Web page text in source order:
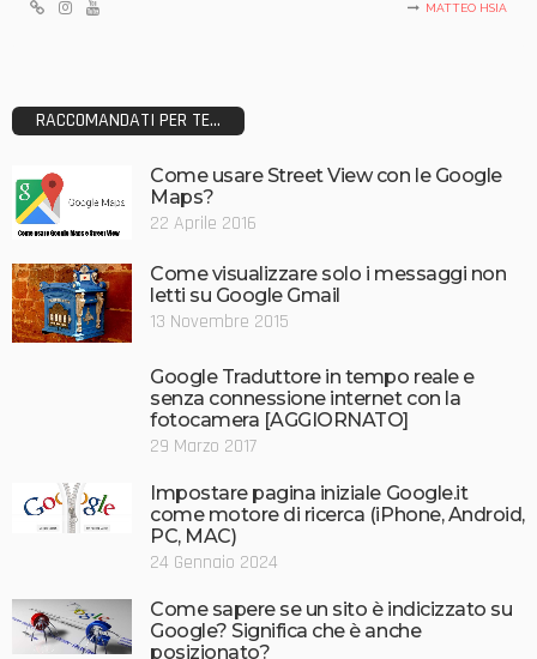
MATTEO HSIA
RACCOMANDATI PER TE...
Come usare Street View con le Google
Maps?
22 Aprile 2016
Come visualizzare solo i messaggi non
letti su Google Gmail
13 Novembre 2015
Google Traduttore in tempo reale e
senza connessione internet con la
fotocamera [AGGIORNATO]
29 Marzo 2017
Impostare pagina iniziale Google.it
come motore di ricerca (iPhone, Android,
PC, MAC)
24 Gennaio 2024
Come sapere se un sito è indicizzato su
Google? Significa che è anche
posizionato?